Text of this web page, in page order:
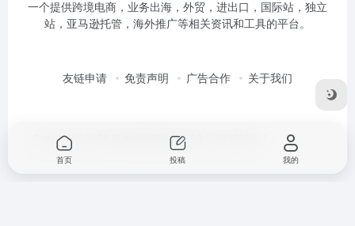
一个提供跨境电商，业务出海，外贸，进出口，国际站，独立
站，亚马逊托管，海外推广等相关资讯和工具的平台。
友链申请 免责声明 广告合作 关于我们
Copyright © 2026 鲁ICP备17053280号-1
首页 投稿 我的